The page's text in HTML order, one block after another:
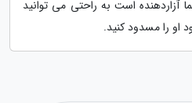
آزاردهنده است به راحتی می توانید
او را مسدود کنید.